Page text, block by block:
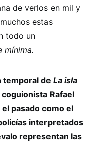
de verlos en mil y
estas
todo un
mínima.
temporal de La isla
Rafael
pasado como el
interpretados
representan las